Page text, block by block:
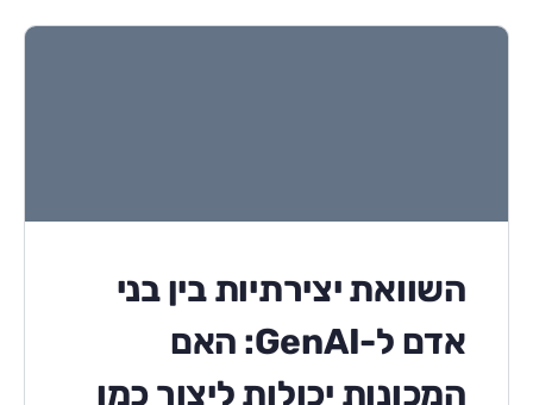
השוואת יצירתיות בין בני
אדם ל-GenAI: האם
המכונות יכולות ליצור כמו